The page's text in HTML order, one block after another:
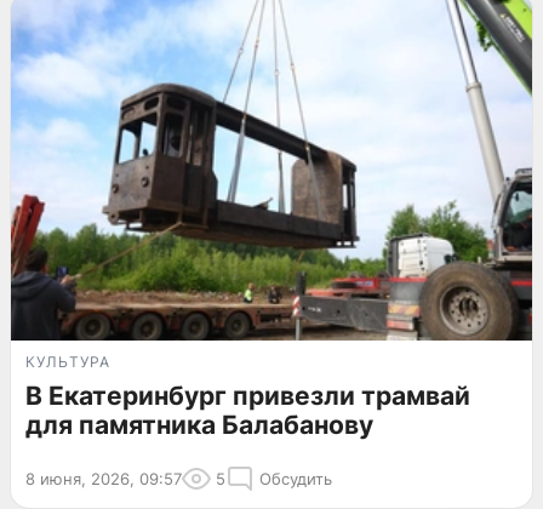
КУЛЬТУРА
В Екатеринбург привезли трамвай
для памятника Балабанову
8 июня, 2026, 09:57 5 Обсудить